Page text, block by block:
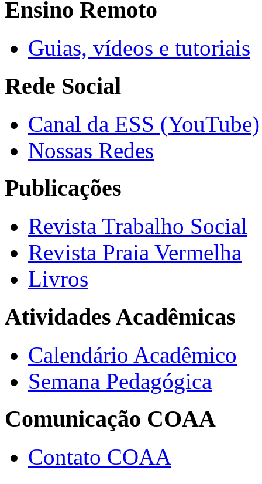
Ensino Remoto
Guias, vídeos e tutoriais
Rede Social
Canal da ESS (YouTube)
Nossas Redes
Publicações
Revista Trabalho Social
Revista Praia Vermelha
Livros
Atividades Acadêmicas
Calendário Acadêmico
Semana Pedagógica
Comunicação COAA
Contato COAA